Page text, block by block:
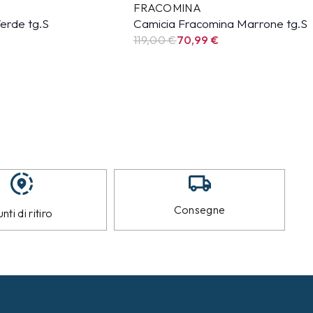
tg.S
FRACOMINA
Camicia Fracomina Marrone tg.S
119,00 €70,99 €
di ritiro Consegne